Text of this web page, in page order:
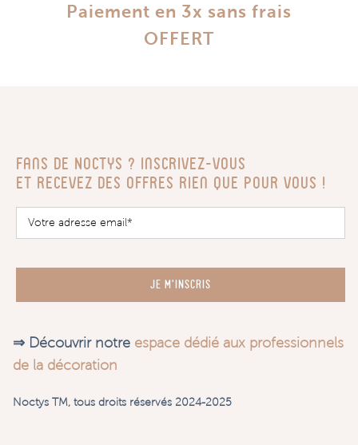
Paiement en 3x sans frais
OFFERT
Fans de Noctys ? Inscrivez-vous
Et recevez des offres rien que pour vous !
JE M'INSCRIS
⇒ Découvrir notre espace dédié aux professionnels
de la décoration
Noctys TM, tous droits réservés 2024-2025